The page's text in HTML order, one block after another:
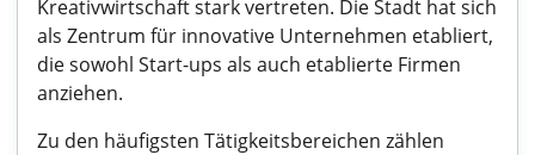
Kreativwirtschaft stark vertreten. Die Stadt hat sich
als Zentrum für innovative Unternehmen etabliert,
die sowohl Start-ups als auch etablierte Firmen
anziehen.
Zu den häufigsten Tätigkeitsbereichen zählen